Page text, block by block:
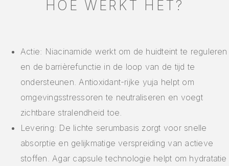
HOE WERKT HET?
Actie: Niacinamide werkt om de huidteint te reguleren
en de barrièrefunctie in de loop van de tijd te
ondersteunen. Antioxidant-rijke yuja helpt om
omgevingsstressoren te neutraliseren en voegt
zichtbare stralendheid toe.
Levering: De lichte serumbasis zorgt voor snelle
absorptie en gelijkmatige verspreiding van actieve
stoffen. Agar capsule technologie helpt om hydratatie